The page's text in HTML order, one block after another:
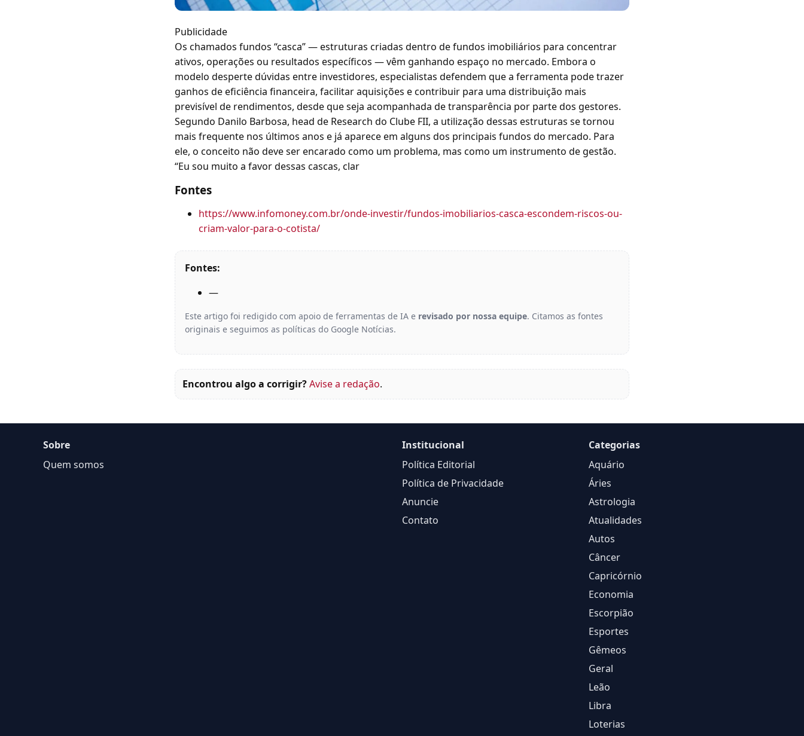
Publicidade
Os chamados fundos “casca” — estruturas criadas dentro de fundos imobiliários para concentrar
ativos, operações ou resultados específicos — vêm ganhando espaço no mercado. Embora o
modelo desperte dúvidas entre investidores, especialistas defendem que a ferramenta pode trazer
ganhos de eficiência financeira, facilitar aquisições e contribuir para uma distribuição mais
previsível de rendimentos, desde que seja acompanhada de transparência por parte dos gestores.
Segundo Danilo Barbosa, head de Research do Clube FII, a utilização dessas estruturas se tornou
mais frequente nos últimos anos e já aparece em alguns dos principais fundos do mercado. Para
ele, o conceito não deve ser encarado como um problema, mas como um instrumento de gestão.
“Eu sou muito a favor dessas cascas, clar
Fontes
https://www.infomoney.com.br/onde-investir/fundos-imobiliarios-casca-escondem-riscos-ou-
criam-valor-para-o-cotista/
Fontes:
—
Este artigo foi redigido com apoio de ferramentas de IA e revisado por nossa equipe. Citamos as fontes
originais e seguimos as políticas do Google Notícias.
Encontrou algo a corrigir?Avise a redação.
Sobre
Quem somos
Institucional
Política Editorial
Política de Privacidade
Anuncie
Contato
Categorias
Aquário
Áries
Astrologia
Atualidades
Autos
Câncer
Capricórnio
Economia
Escorpião
Esportes
Gêmeos
Geral
Leão
Libra
Loterias